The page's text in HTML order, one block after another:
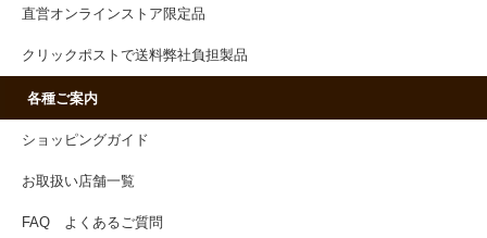
直営オンラインストア限定品
クリックポストで送料弊社負担製品
各種ご案内
ショッピングガイド
お取扱い店舗一覧
FAQ よくあるご質問